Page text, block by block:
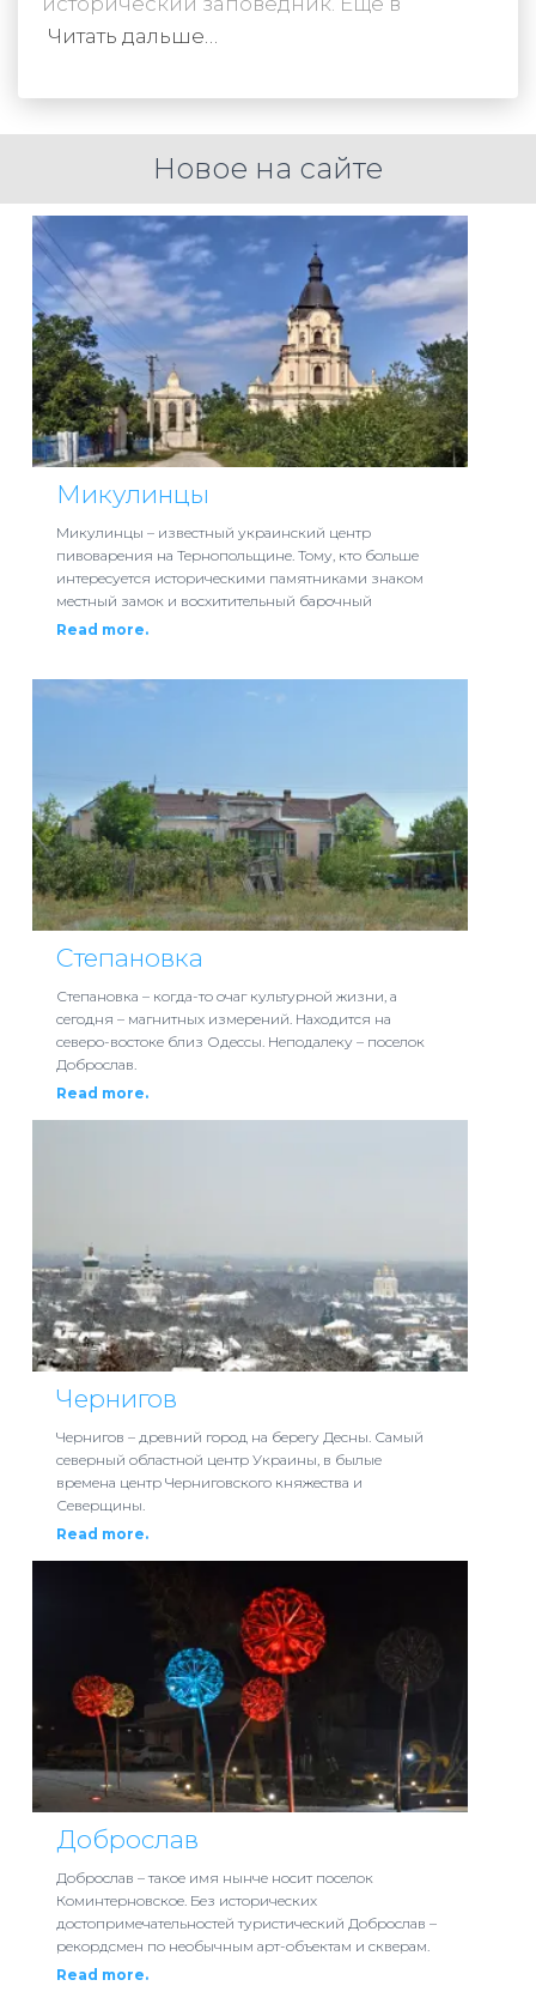
Читать дальше…
Новое на сайте
Микулинцы
Микулинцы – известный украинский центр
пивоварения на Тернопольщине. Тому, кто больше
интересуется историческими памятниками знаком
местный замок и восхитительный барочный
Read more.
Степановка
Степановка – когда-то очаг культурной жизни, а
сегодня – магнитных измерений. Находится на
северо-востоке близ Одессы. Неподалеку – поселок
Доброслав.
Read more.
Чернигов
Чернигов – древний город на берегу Десны. Самый
северный областной центр Украины, в былые
времена центр Черниговского княжества и
Северщины.
Read more.
Доброслав
Доброслав – такое имя нынче носит поселок
Коминтерновское. Без исторических
достопримечательностей туристический Доброслав –
рекордсмен по необычным арт-объектам и скверам.
Read more.